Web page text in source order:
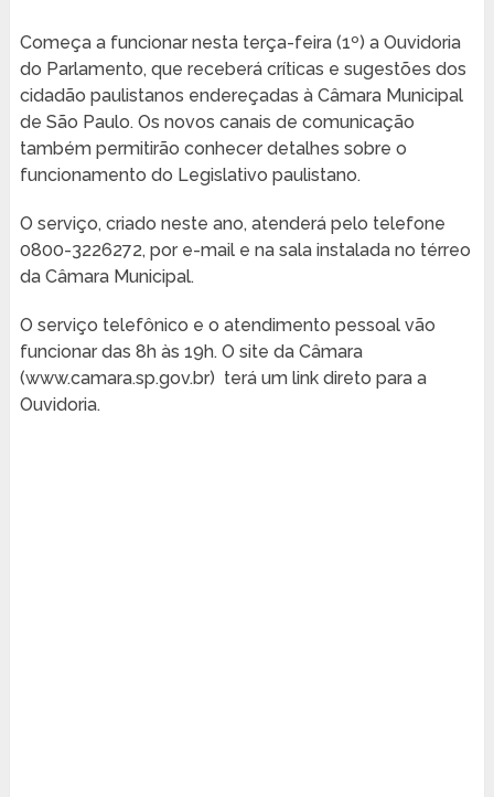
Começa a funcionar nesta terça-feira (1º) a Ouvidoria
do Parlamento, que receberá críticas e sugestões dos
cidadão paulistanos endereçadas à Câmara Municipal
de São Paulo. Os novos canais de comunicação
também permitirão conhecer detalhes sobre o
funcionamento do Legislativo paulistano.
O serviço, criado neste ano, atenderá pelo telefone
0800-3226272, por e-mail e na sala instalada no térreo
da Câmara Municipal.
O serviço telefônico e o atendimento pessoal vão
funcionar das 8h às 19h. O site da Câmara
(www.camara.sp.gov.br) terá um link direto para a
Ouvidoria.